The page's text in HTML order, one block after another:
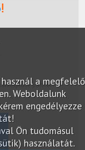
a megfelelő
Weboldalunk
engedélyezze
Ön tudomásul
használatát.
partner